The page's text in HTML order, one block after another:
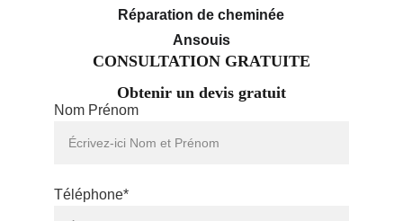
CONSULTATION GRATUITE
Obtenir un devis gratuit
Nom Prénom
Téléphone*
Réparation de cheminée
Ansouis